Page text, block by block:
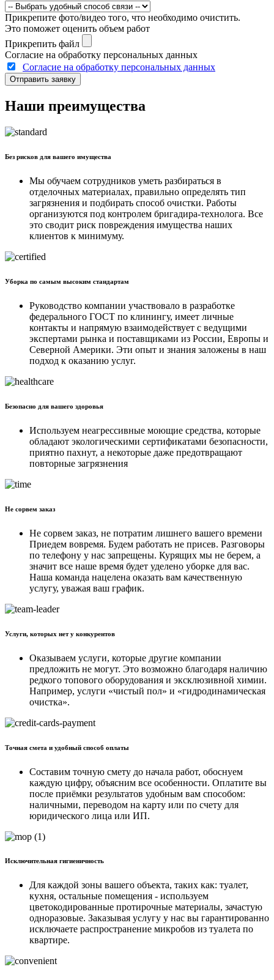
Прикрепите фото/видео того, что необходимо очистить.
Это поможет оценить объем работ
Прикрепить файл
Согласие на обработку персональных данных
Согласие на обработку персональных данных
Отправить заявку
Наши преимущества
Без рисков для вашего имущества
Мы обучаем сотрудников уметь разбираться в
отделочных материалах, правильно определять тип
загрязнения и подбирать способ очистки. Работы
организуются под контролем бригадира-технолога. Все
это сводит риск повреждения имущества наших
клиентов к минимуму.
Уборка по самым высоким стандартам
Руководство компании участвовало в разработке
федерального ГОСТ по клинингу, имеет личные
контакты и напрямую взаимодействует с ведущими
экспертами рынка и поставщиками из России, Европы и
Северной Америки. Эти опыт и знания заложены в наш
подход к оказанию услуг.
Безопасно для вашего здоровья
Используем неагрессивные моющие средства, которые
обладают экологическими сертификатами безопасности,
приятно пахнут, а некоторые даже предотвращают
повторные загрязнения
Не сорвем заказ
Не сорвем заказ, не потратим лишнего вашего времени
Приедем вовремя. Будем работать не присев. Разговоры
по телефону у нас запрещены. Курящих мы не берем, а
значит все наше время будет уделено уборке для вас.
Наша команда нацелена оказать вам качественную
услугу, уважая ваш график.
Услуги, которых нет у конкурентов
Оказываем услуги, которые другие компании
предложить не могут. Это возможно благодаря наличию
редкого топового оборудования и эксклюзивной химии.
Например, услуги «чистый пол» и «гидродинамическая
очистка».
Точная смета и удобный способ оплаты
Составим точную смету до начала работ, обоснуем
каждую цифру, объясним все особенности. Оплатите вы
после приёмки результатов удобным вам способом:
наличными, переводом на карту или по счету для
юридического лица или ИП.
Исключительная гигиеничность
Для каждой зоны вашего объекта, таких как: туалет,
кухня, остальные помещения - используем
цветокодированные протирочные материалы, зачастую
одноразовые. Заказывая услугу у нас вы гарантированно
исключаете распространение микробов из туалета по
квартире.